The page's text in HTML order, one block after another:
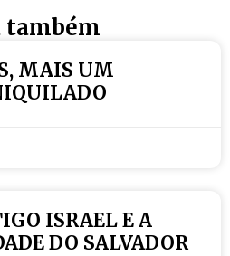
também
MAIS UM
ISRAEL E A
DO SALVADOR